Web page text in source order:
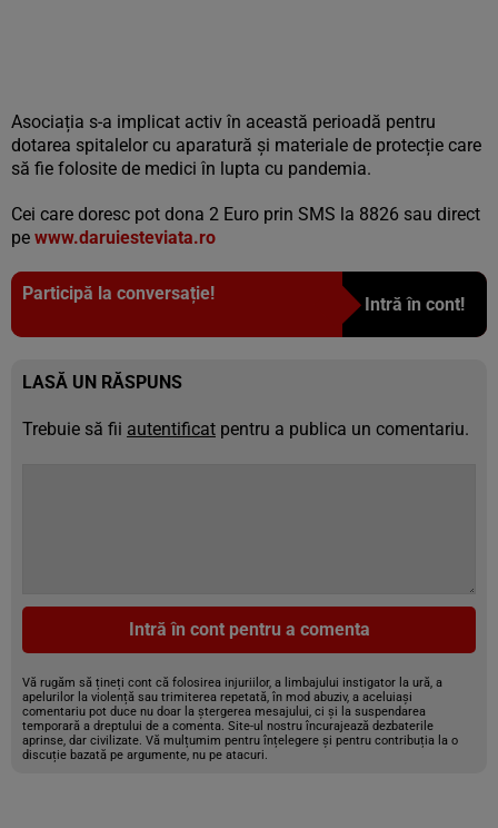
Asociația s-a implicat activ în această perioadă pentru
dotarea spitalelor cu aparatură și materiale de protecție care
să fie folosite de medici în lupta cu pandemia.
Cei care doresc pot dona 2 Euro prin SMS la 8826 sau direct
pe www.daruiesteviata.ro
Participă la conversație!
Intră în cont!
LASĂ UN RĂSPUNS
Trebuie să fii autentificat pentru a publica un comentariu.
Intră în cont pentru a comenta
Vă rugăm să țineți cont că folosirea injuriilor, a limbajului instigator la ură, a
apelurilor la violență sau trimiterea repetată, în mod abuziv, a aceluiași
comentariu pot duce nu doar la ștergerea mesajului, ci și la suspendarea
temporară a dreptului de a comenta. Site-ul nostru încurajează dezbaterile
aprinse, dar civilizate. Vă mulțumim pentru înțelegere și pentru contribuția la o
discuție bazată pe argumente, nu pe atacuri.